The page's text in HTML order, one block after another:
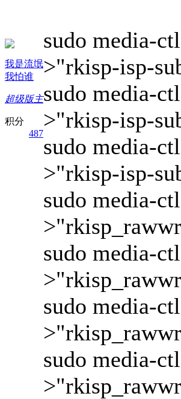
我是流氓
我怕谁
超级版主
积分
487
sudo media-
>"rkisp-isp-
sudo media-
>"rkisp-isp-
sudo media-
>"rkisp-isp-
sudo media-
sudo media-
sudo media-
sudo media-